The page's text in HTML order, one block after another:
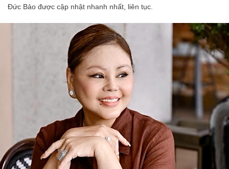
Đức Bảo được cập nhật nhanh nhất, liên tục.